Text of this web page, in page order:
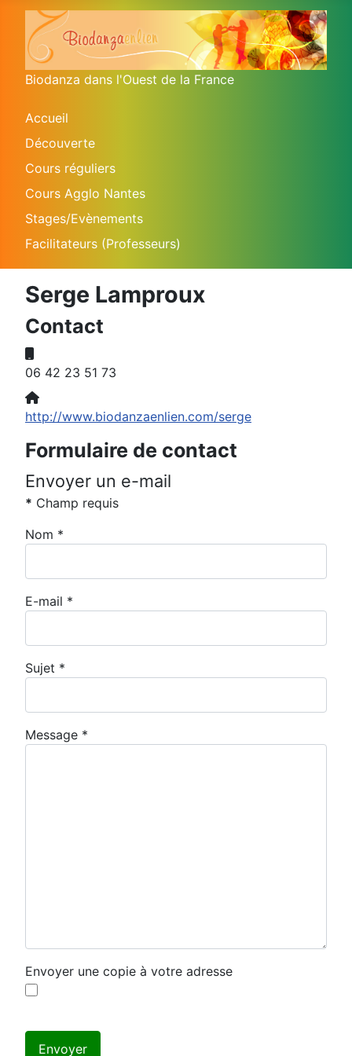
Biodanza dans l'Ouest de la France
Accueil
Découverte
Cours réguliers
Cours Agglo Nantes
Stages/Evènements
Facilitateurs (Professeurs)
Serge Lamproux
Contact
06 42 23 51 73
Site Web:
http://www.biodanzaenlien.com/serge
Formulaire de contact
Envoyer un e-mail
* Champ requis
Nom *
E-mail *
Sujet *
Message *
Envoyer une copie à votre adresse
Envoyer